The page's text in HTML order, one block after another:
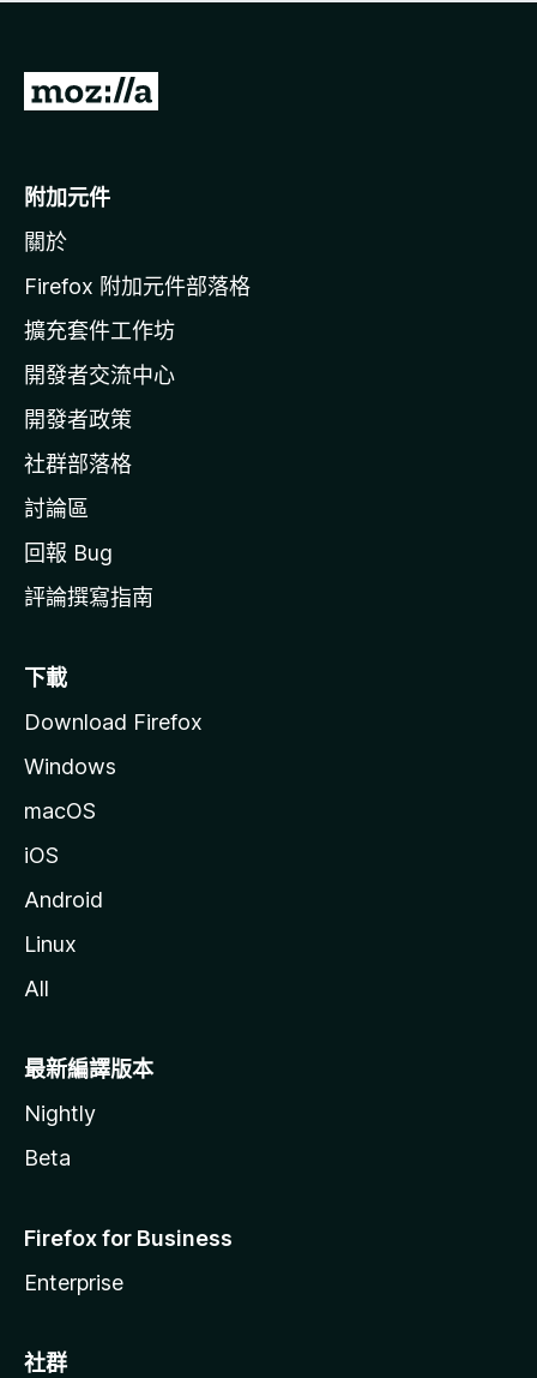
有
前
o
i
l
a
官
網
附加元件
關於
Firefox 附加元件部落格
擴充套件工作坊
開發者交流中心
開發者政策
社群部落格
討論區
回報 Bug
評論撰寫指南
下載
Download Firefox
Windows
macOS
iOS
Android
Linux
All
最新編譯版本
Nightly
Beta
Firefox for Business
Enterprise
社群